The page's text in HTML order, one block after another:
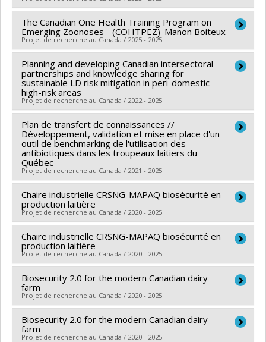
du Canada
Grant programs:PVXXXXXX-Subvention de réseau
Lead researcher : Jane Parmley
Co-researchers : Cécile Aenishaenslin
Funding sources:IRSC/Instituts de recherche en santé
du Canada
Grant programs:
The Canadian One Health Training Program on
Emerging Zoonoses - (COHTPEZ)_Manon Boiteux
Projet de recherche au Canada / 2025 - 2025
Lead researcher : Jane Parmley
Co-researchers : Cécile Aenishaenslin
Funding sources:
du Canada
Grant programs:
Planning and developing Canadian intersectoral
partnerships and knowledge sharing for
sustainable LD risk mitigation in peri-domestic
high-risk areas
Projet de recherche au Canada / 2022 - 2025
Lead researcher : Jean-Philippe Rocheleau
Co-researchers : Cécile Aenishaenslin,Manisha
Kulkarni
Funding sources:IRSC/Instituts de recherche en santé
du Canada
Grant programs:PVXXXXXX-Subventions pour réunion,
planification et dissémination
Plan de transfert de connaissances //
Développement, validation et mise en place d'un
outil de benchmarking de l'utilisation des
antibiotiques dans les troupeaux laitiers du
Québec
Projet de recherche au Canada / 2021 - 2025
Lead researcher : Simon Dufour
Co-researchers : Jean-Philippe Roy
Buczinski,David Francoz,Cécile Aenishaenslin,
Hélène Lardé
Funding sources:MAPAQ/Ministère de l'Agriculture,
des Pêcheries et de l'Alimentation
Grant programs:
Chaire industrielle CRSNG-MAPAQ biosécurité en
production laitière
Projet de recherche au Canada / 2020 - 2025
Lead researcher : Simon Dufour
Co-researchers : Gilles Fecteau,Jean-Philippe Roy
Manon Racicot,Cécile Aenishaenslin
Funding sources:MAPAQ/Ministère de l'Agriculture,
des Pêcheries et de l'Alimentation , Université de
Montréal
Grant programs:,
Chaire industrielle CRSNG-MAPAQ biosécurité en
production laitière
Projet de recherche au Canada / 2020 - 2025
Lead researcher : Simon Dufour
Co-researchers : Gilles Fecteau,Jean-Philippe Roy
Manon Racicot,Cécile Aenishaenslin
Biosecurity 2.0 for the modern Canadian dairy
farm
Projet de recherche au Canada / 2020 - 2025
Lead researcher : Simon Dufour
Co-researchers : Gilles Fecteau,Jean-Philippe Roy
Biosecurity 2.0 for the modern Canadian dairy
farm
Projet de recherche au Canada / 2020 - 2025